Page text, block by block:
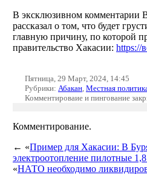
В эксклюзивном комментарии
рассказал о том, что будет
главную причину, по которой
правительство Хакасии: https://
Пятница, 29 Март, 2024, 14:45
Рубрики: Абакан Местная
Комментироваие и пингование
Комментирование.
← «Пример для Хакасии: В
электроотопление пилотные
«НАТО необходимо